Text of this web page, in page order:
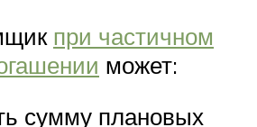
при частичном
может:
сумму плановых